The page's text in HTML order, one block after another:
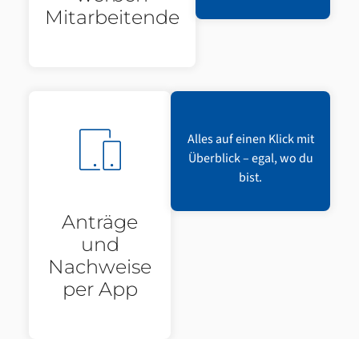
Mitarbeitende
Anträge
und
Nachweise
per App
Alles auf einen Klick mit
Überblick – egal, wo du
bist.